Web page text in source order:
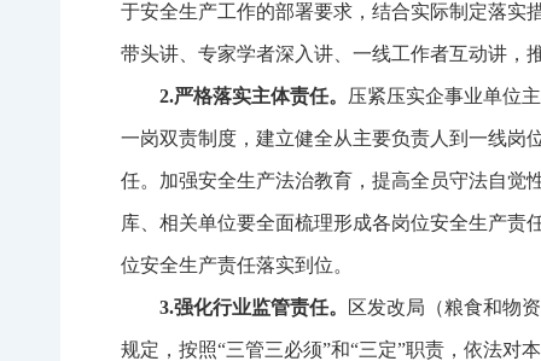
于安全生产工作的部署要求，结合实际制定落实
带头讲、专家学者深入讲、一线工作者互动讲，
2.严格落实主体责任。 压紧压实企事业单位
一岗双责制度，建立健全从主要负责人到一线岗
任。加强安全生产法治教育，提高全员守法自觉
库、相关单位要全面梳理形成各岗位安全生产责
位安全生产责任落实到位。
3.强化行业监管责任。 区发改局（粮食和物
规定，按照“三管三必须”和“三定”职责，依法对